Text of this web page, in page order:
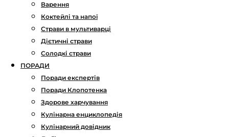
Варення
Коктейлі та напої
Страви в мультиварці
Дієтичні страви
Солодкі страви
ПОРАДИ
Поради експертів
Поради Клопотенка
Здорове харчування
Кулінарна енциклопедія
Кулінарний довідник